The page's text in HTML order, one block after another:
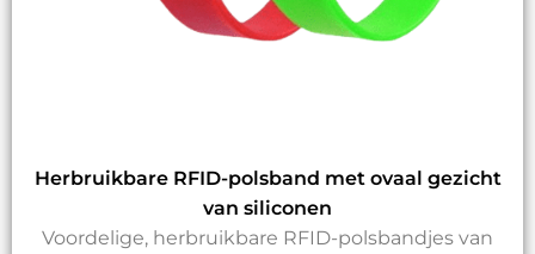
Herbruikbare RFID-polsband met ovaal gezicht
van siliconen
Voordelige, herbruikbare RFID-polsbandjes van